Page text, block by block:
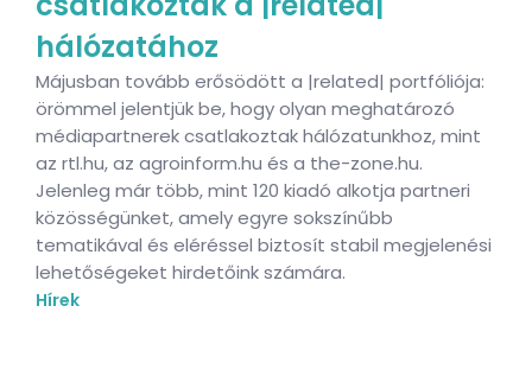
hálózatához
Májusban tovább erősödött a |related| portfóliója:
örömmel jelentjük be, hogy olyan meghatározó
médiapartnerek csatlakoztak hálózatunkhoz, mint
az rtl.hu, az agroinform.hu és a the-zone.hu.
Jelenleg már több, mint 120 kiadó alkotja partneri
közösségünket, amely egyre sokszínűbb
tematikával és eléréssel biztosít stabil megjelenési
lehetőségeket hirdetőink számára.
Hírek